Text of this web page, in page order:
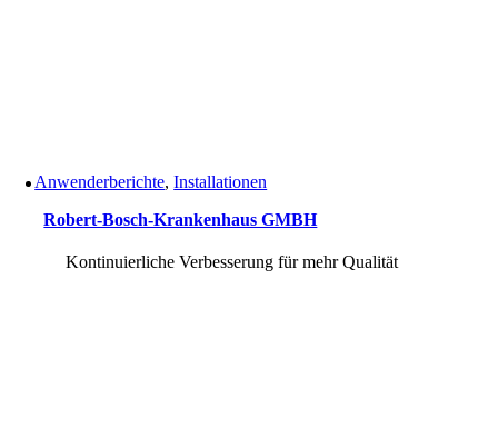
Anwenderberichte,Installationen
Robert-Bosch-Krankenhaus GMBH
Kontinuierliche Verbesserung für mehr Qualität